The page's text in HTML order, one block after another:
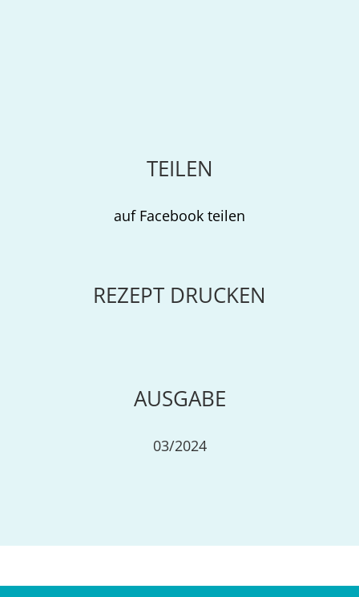
TEILEN
auf Facebook teilen
REZEPT DRUCKEN
AUSGABE
03/2024